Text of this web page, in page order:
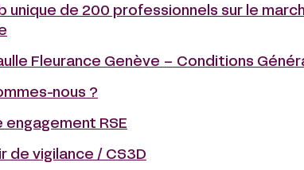
unique de 200 professionnels sur le
Fleurance Genève – Conditions
nous ?
engagement RSE
de vigilance / CS3D